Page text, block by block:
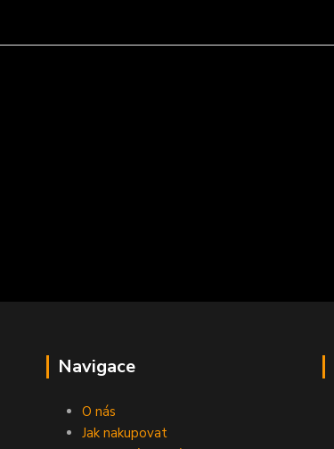
Navigace
O nás
Jak nakupovat